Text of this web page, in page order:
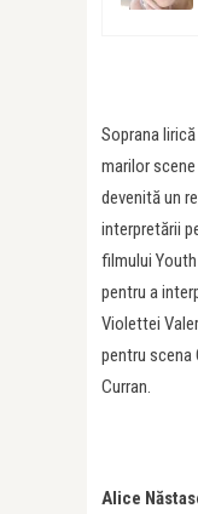
Soprana
marilor
devenită un
interpretării
filmului
pentru a
Violettei
pentru scena
Curran.
Alice